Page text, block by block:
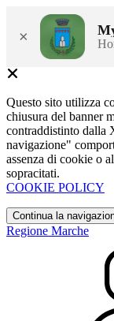
×
Questo sito utilizza
chiusura del banner
contraddistinto dalla
navigazione"
assenza di cookie o
sopracitati.
COOKIE POLICY
Continua la
Regione Marche